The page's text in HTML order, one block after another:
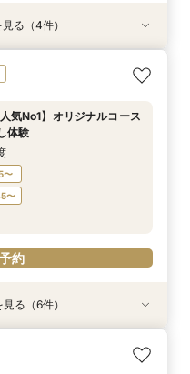
少人数W】挙式×会食プラ
〜
〜
約
と一緒に】限定特典付*
〜
〜
約
心躍る花嫁の第一歩♪ゆっ
〜
〜
約
ン相談会】スマホで簡単！
〜
〜
約
る（4件）
気No1】オリジナルコース
体験
〜
〜
約
心躍る花嫁の第一歩♪ゆっ
*少人数W★】挙式×贅沢試
率NO,1】ペットも安心
ン相談会】スマホで簡単！
ェフ渾身コース試食＆おも
アル大公開！本番コーデ×
る（6件）